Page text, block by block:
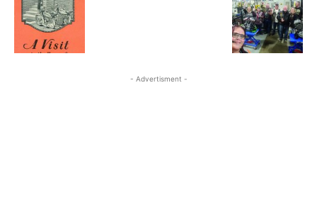
- Advertisment -